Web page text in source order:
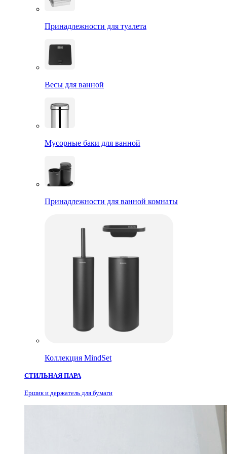
Принадлежности для туалета
Весы для ванной
Мусорные баки для ванной
Принадлежности для ванной комнаты
Коллекция MindSet
СТИЛЬНАЯ ПАРА
Ершик и держатель для бумаги